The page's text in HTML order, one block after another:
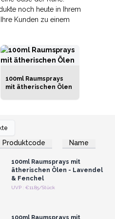
noch heute in Ihrem
Kunden zu einem
100ml Raumsprays
mit ätherischen Ölen
Produktcode Name
Registrieren für
Großhandelspreise
100ml Raumsprays mit
ätherischen Ölen - Lavendel
& Fenchel
UVP : €11.85/StückAnmelden oder
100ml Raumsprays mit